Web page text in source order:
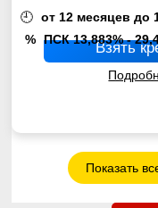
🕘 от 12 месяцев до
% ПСК 13,883% -
Взять
Показать